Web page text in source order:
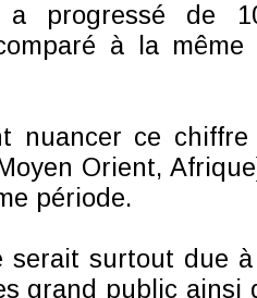
progressé de
à la
nuancer ce
Orient,
période.
serait surtout due
grand public ainsi